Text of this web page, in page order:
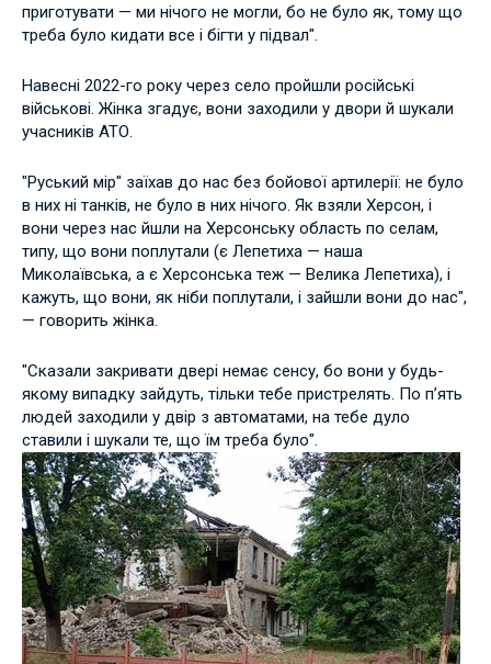
приготувати — ми нічого не могли, бо не було як, тому що
треба було кидати все і бігти у підвал".
Навесні 2022-го року через село пройшли російські
військові. Жінка згадує, вони заходили у двори й шукали
учасників АТО.
"Руський мір" заїхав до нас без бойової артилерії: не було
в них ні танків, не було в них нічого. Як взяли Херсон, і
вони через нас йшли на Херсонську область по селам,
типу, що вони поплутали (є Лепетиха — наша
Миколаївська, а є Херсонська теж — Велика Лепетиха), і
кажуть, що вони, як ніби поплутали, і зайшли вони до нас",
— говорить жінка.
"Сказали закривати двері немає сенсу, бо вони у будь-
якому випадку зайдуть, тільки тебе пристрелять. По пʼять
людей заходили у двір з автоматами, на тебе дуло
ставили і шукали те, що їм треба було".